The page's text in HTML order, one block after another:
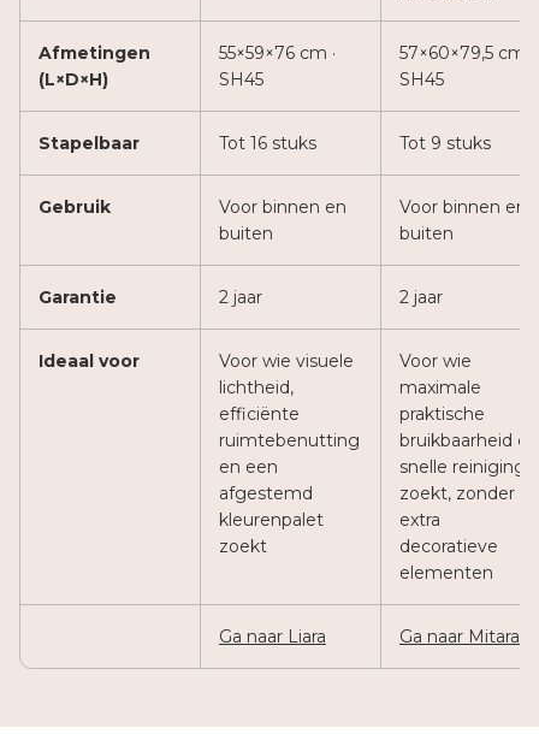
Afmetingen
(L×D×H)
55×59×76 cm ·
SH45
57×60×79,5 cm ·
SH45
Stapelbaar Tot 16 stuks Tot 9 stuks
Gebruik
Voor binnen en
buiten
Voor binnen en
buiten
Garantie 2 jaar 2 jaar
Ideaal voor
Voor wie visuele
lichtheid,
efficiënte
ruimtebenutting
en een
afgestemd
kleurenpalet
zoekt
Voor wie
maximale
praktische
bruikbaarheid en
snelle reiniging
zoekt, zonder
extra
decoratieve
elementen
Ga naar Liara Ga naar Mitara